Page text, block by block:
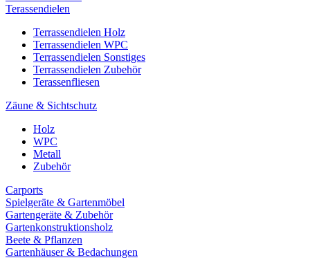
Terassendielen
Terrassendielen Holz
Terrassendielen WPC
Terrassendielen Sonstiges
Terrassendielen Zubehör
Terassenfliesen
Zäune & Sichtschutz
Holz
WPC
Metall
Zubehör
Carports
Spielgeräte & Gartenmöbel
Gartengeräte & Zubehör
Gartenkonstruktionsholz
Beete & Pflanzen
Gartenhäuser & Bedachungen